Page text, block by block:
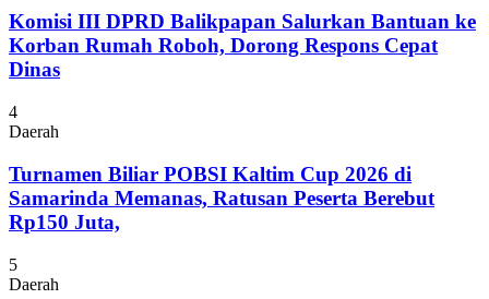
Komisi III DPRD Balikpapan Salurkan Bantuan ke
Korban Rumah Roboh, Dorong Respons Cepat
Dinas
4
Daerah
Turnamen Biliar POBSI Kaltim Cup 2026 di
Samarinda Memanas, Ratusan Peserta Berebut
Rp150 Juta,
5
Daerah